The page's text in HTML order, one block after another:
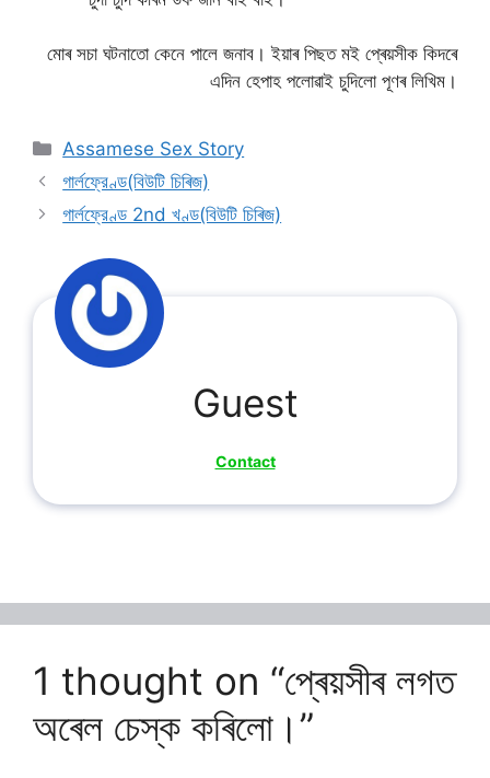
মোৰ সচা ঘটনাতো কেনে পালে জনাব। ইয়াৰ পিছত মই প্ৰেয়সীক কিদৰে
এদিন হেপাহ পলোৱাই চুদিলো পূণৰ লিখিম।
Categories
Assamese Sex Story
গাৰ্লফ্রেণ্ড(বিউটি চিৰিজ)
গাৰ্লফ্রেণ্ড 2nd খণ্ড(বিউটি চিৰিজ)
Guest
Contact
1 thought on “প্ৰেয়সীৰ লগত
অৰেল চেস্ক কৰিলো।”